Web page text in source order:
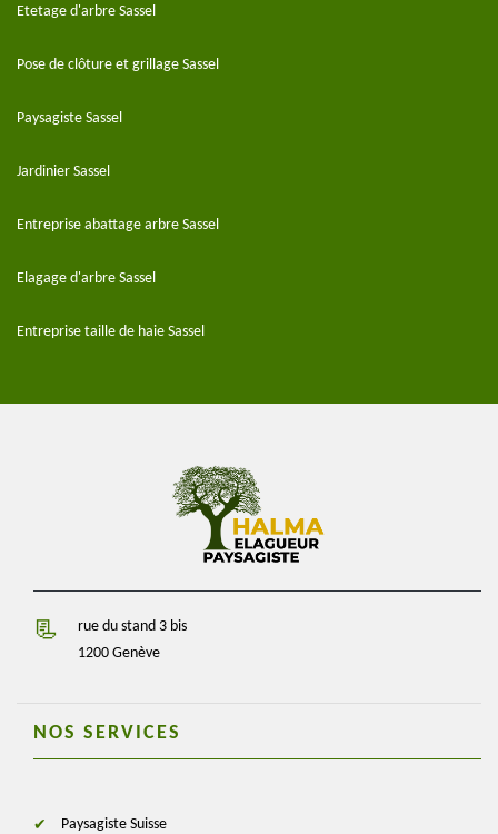
Etetage d'arbre Sassel
Pose de clôture et grillage Sassel
Paysagiste Sassel
Jardinier Sassel
Entreprise abattage arbre Sassel
Elagage d'arbre Sassel
Entreprise taille de haie Sassel
rue du stand 3 bis
1200 Genève
NOS SERVICES
Paysagiste Suisse